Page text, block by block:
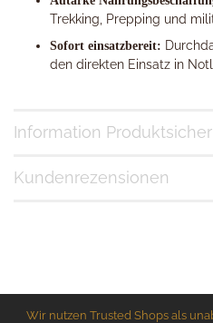
Trekking, Prepping und
Sofort einsatzbereit:
den direkten Einsatz in
Information
Kundenrezensionen
Wir nutzen Trusted Shops als